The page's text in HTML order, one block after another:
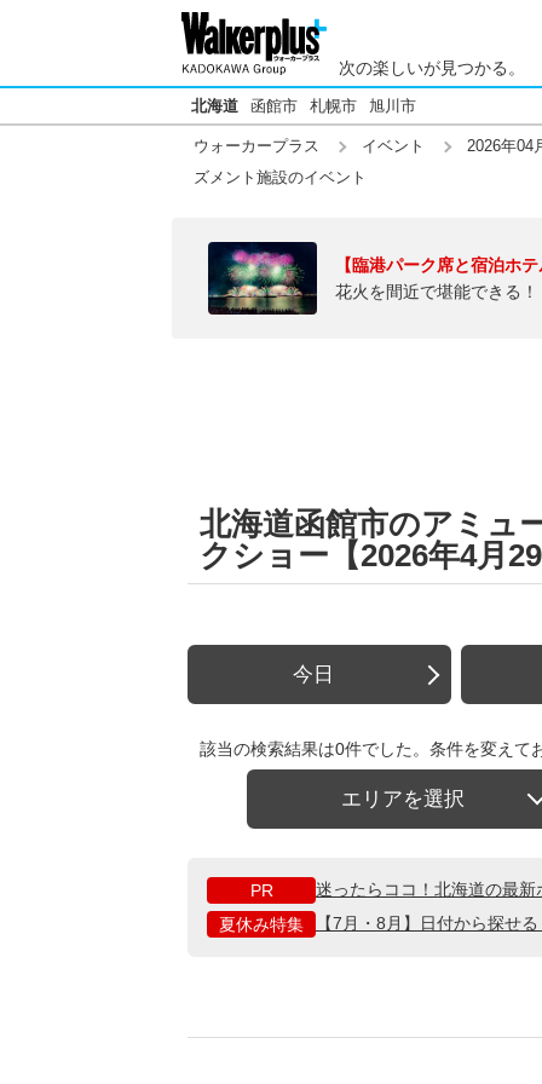
次の楽しいが見つかる。
北海道 函館市 札幌市 旭川市
ウォーカープラス イベント
2026年04
ズメント施設のイベント
【臨港パーク席と宿泊ホ
花火を間近で堪能できる
北海道函館市のアミュ
クショー【2026年4月
今日
該当の検索結果は0件でした。条件を変えて
エリアを選択
PR
迷ったらココ！北海道の最
夏休み特集
【7月・8月】日付から探せ